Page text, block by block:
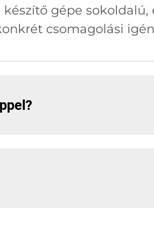
gépe
csomagolási